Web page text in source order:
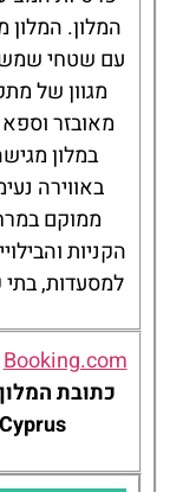
המלון. המלון
עם שטחי שמש
מגוון של
מאובזר
במלון
באווירה
ממוקם
הקניות
למסעדות, בתי
Booking.com